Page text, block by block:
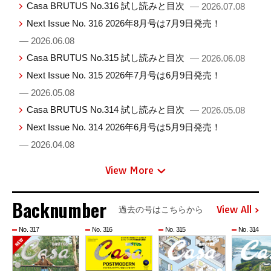
Casa BRUTUS No.316 試し読みと目次 — 2026.07.08
Next Issue No. 316 2026年8月号は7月9日発売！
— 2026.06.08
Casa BRUTUS No.315 試し読みと目次 — 2026.06.08
Next Issue No. 315 2026年7月号は6月9日発売！
— 2026.05.08
Casa BRUTUS No.314 試し読みと目次 — 2026.05.08
Next Issue No. 314 2026年6月号は5月9日発売！
— 2026.04.08
View More
Backnumber 過去の号はこちらから View All
No. 317 No. 316 No. 315 No. 314